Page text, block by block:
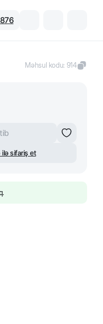
876
Məhsul kodu: 914
sifariş et